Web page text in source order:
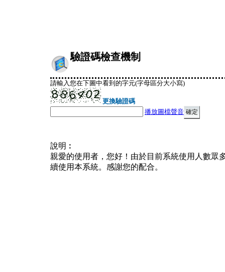
驗證碼檢查機制
請輸入您在下圖中看到的字元(字母區分大小寫)
更換驗證碼
播放圖檔聲音
說明︰
親愛的使用者，您好！由於目前系統使用人數眾
續使用本系統。感謝您的配合。